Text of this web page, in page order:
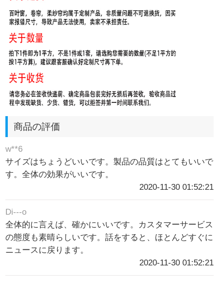
商品の評価
w**6
サイズはちょうどいいです。製品の品質はとてもいいで
す。全体の効果がいいです。
2020-11-30 01:52:21
Di---o
全体的に言えば、確かにいいです。カスタマーサービス
の態度も素晴らしいです。話をすると、ほとんどすぐに
ニュースに戻ります。
2020-11-30 01:52:21